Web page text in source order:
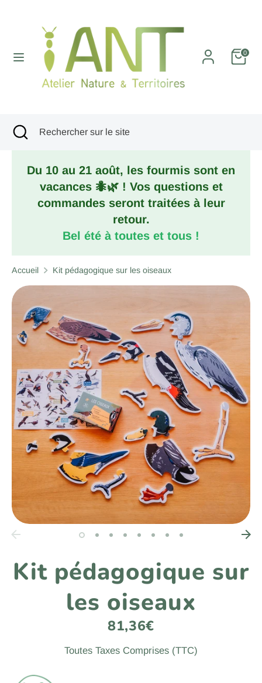
0
RechercheRechercher
sur
le
RechercheRechercher
site
Fermer
la
Du 10 au 21 août, les fourmis sont en
vacances 🐜🌿 ! Vos questions et
commandes seront traitées à leur
retour.
Bel été à toutes et tous !
Accueil Kit pédagogique sur les oiseaux
Kit pédagogique sur
les oiseaux
81,36€
Toutes Taxes Comprises (TTC)